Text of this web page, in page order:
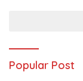
Popular Post